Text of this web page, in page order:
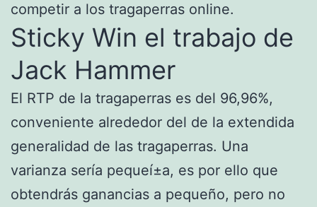
competir a los tragaperras online.
Sticky Win el trabajo de
Jack Hammer
El RTP de la tragaperras es del 96,96%,
conveniente alrededor del de la extendida
generalidad de las tragaperras. Una
varianza serí­a pequeí±a, es por ello que
obtendrás ganancias a pequeño, pero no